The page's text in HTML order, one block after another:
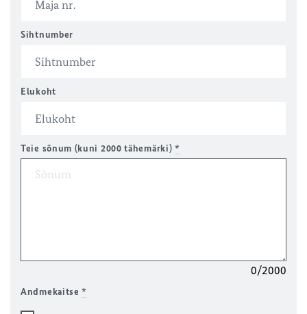
Sihtnumber
Elukoht
Teie sõnum (kuni 2000 tähemärki)*
0/2000
Andmekaitse*